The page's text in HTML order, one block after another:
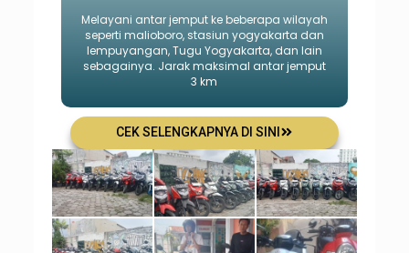
Melayani antar jemput ke beberapa wilayah
seperti malioboro, stasiun yogyakarta dan
lempuyangan, Tugu Yogyakarta, dan lain
sebagainya. Jarak maksimal antar jemput
3 km
CEK SELENGKAPNYA DI SINI